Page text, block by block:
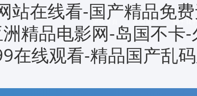
站在线看-国产精品免
精品电影网-岛国不卡
线观看-精品国产乱
網站首頁 案例展示 關于我們